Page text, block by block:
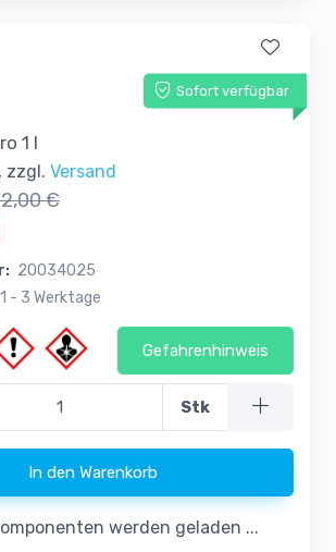
Sofort verfügbar
1 l
zzgl. Versand
€
20034025
1 - 3 Werktage
Gefahrenhinweis
Stk
In den Warenkorb
werden geladen ...